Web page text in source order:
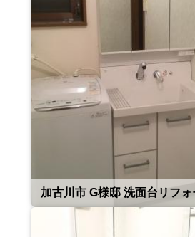
加古川市 G様邸 洗面台リフ